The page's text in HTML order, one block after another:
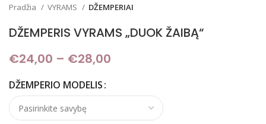
Pradžia VYRAMS DŽEMPERIAI
DŽEMPERIS VYRAMS „DUOK ŽAIBĄ“
€24,00 – €28,00
DŽEMPERIO MODELIS